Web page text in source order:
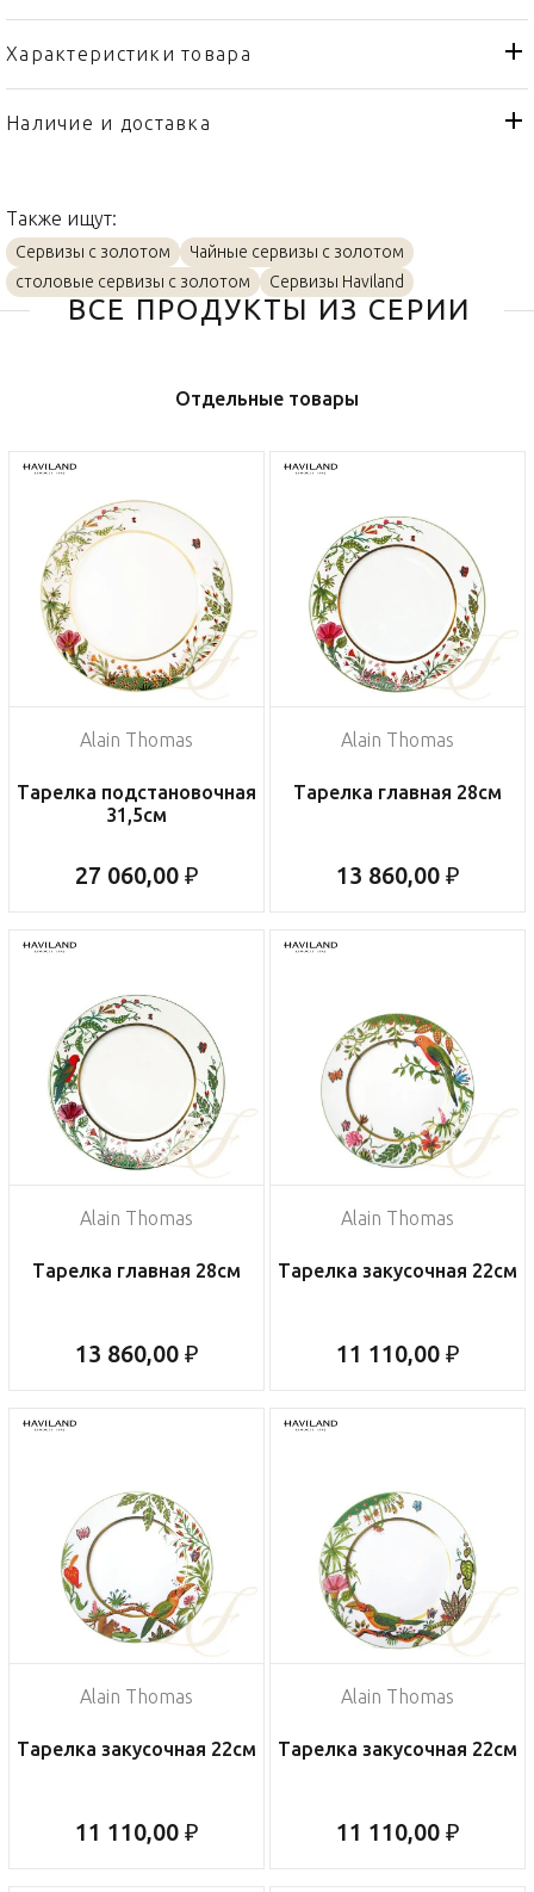
Характеристики товара
Бренд
Haviland
Страна производителя
Наличие и доставка
Также ищут:
Сервизы с золотом
Чайные сервизы с золотом
столовые сервизы с золотом
Сервизы Haviland
ВСЕ ПРОДУКТЫ ИЗ СЕРИИ
Отдельные товары
Alain Thomas
Тарелка подстановочная
31,5см
27 060,00 ₽
Alain Thomas
Тарелка главная 28см
13 860,00 ₽
Alain Thomas
Тарелка главная 28см
13 860,00 ₽
Alain Thomas
Тарелка закусочная 22см
11 110,00 ₽
Alain Thomas
Тарелка закусочная 22см
11 110,00 ₽
Alain Thomas
Тарелка закусочная 22см
11 110,00 ₽